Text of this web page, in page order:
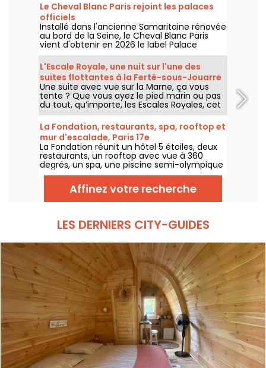
Le Cheval Blanc Paris rejoint les palaces
officiels
Installé dans l'ancienne Samaritaine rénovée
au bord de la Seine, le Cheval Blanc Paris
vient d'obtenir en 2026 le label Palace
décerné par Atout France, une distinction
qui couronne cinq ans d'une adresse qui a
profondément renouvelé les codes du luxe
à Paris. On vous dit pourquoi ce haut mérite
amplement la distinction.
L'Escale Royale, une nuit sur l'une des
suites flottantes à la Ferté-sous-Jouarre
(77)
Une suite avec vue sur la Marne, ça vous
tente ? Que vous ayez le pied marin ou pas
du tout, qu’importe, les Escales Royales, cet
hébergement insolite sur l’eau vous propose
de passer une nuit (ou plus si affinités) au
sein de l’une de ses suites flottantes du côté
de la Ferté-sous-Jouarre.
La Fondation, restaurants, spa, rooftop et
mur d'escalade, Paris 17e
La Fondation réunit un hôtel 5 étoiles, deux
restaurants, un rooftop avec vue à 360
degrés, un spa, une piscine semi-olympique
et un mur d'escalade dans le 17e
arrondissement de Paris. On a fait le tour
des lieux (et on a mal aux pieds) et on vous
dévoile tous les espaces.
Affinez votre recherche
LES DERNIERS CITY-GUIDES